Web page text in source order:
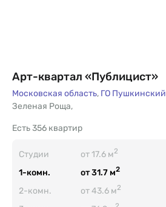
Арт-квартал «Публицист»
Московская область, ГО Пушкинский
Зеленая Роща,
356 квартир
Есть
Студии от 17.6 м2
1-комн.
от 31.7 м2
2-комн.
от 43.6 м2